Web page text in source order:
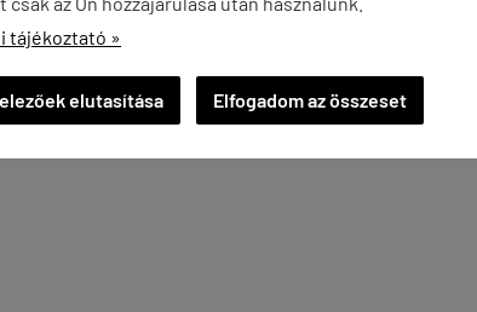
tájékoztató »
elutasítása Elfogadom az összeset